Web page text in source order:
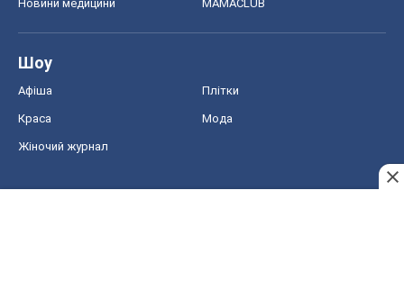
Новини медицини MAMACLUB
Шоу
Афіша Плітки
Краса Мода
Жіночий журнал